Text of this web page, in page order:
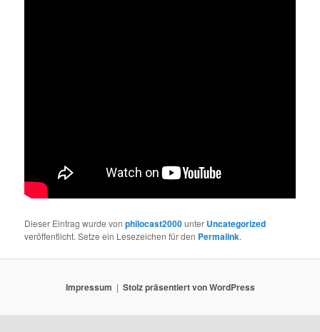
Dieser Eintrag wurde vonphilocast2000unter Uncategorized
veröffentlicht. Setze ein Lesezeichen für den Permalink.
Impressum Stolz präsentiert von WordPress